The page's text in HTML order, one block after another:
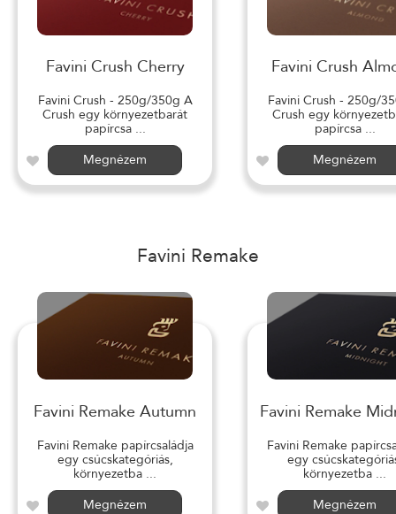
Favini Crush Cherry
Favini Crush - 250g/350g A
Crush egy környezetbarát
papírcsa ...
Megnézem
Favini Crush
Favini Crush - 250g/
Crush egy
papírcsa ...
Megnézem
Favini Remake
Favini Remake Autumn
Favini Remake papírcsaládja
egy csúcskategóriás,
környezetba ...
Megnézem
Favini Remake
Favini Remake
egy
környezetba ...
Megnézem